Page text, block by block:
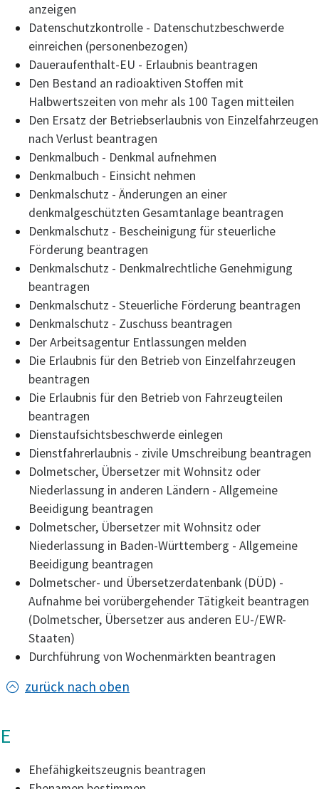
anzeigen
Datenschutzkontrolle - Datenschutzbeschwerde
einreichen (personenbezogen)
Daueraufenthalt-EU - Erlaubnis beantragen
Den Bestand an radioaktiven Stoffen mit
Halbwertszeiten von mehr als 100 Tagen mitteilen
Den Ersatz der Betriebserlaubnis von Einzelfahrzeugen
nach Verlust beantragen
Denkmalbuch - Denkmal aufnehmen
Denkmalbuch - Einsicht nehmen
Denkmalschutz - Änderungen an einer
denkmalgeschützten Gesamtanlage beantragen
Denkmalschutz - Bescheinigung für steuerliche
Förderung beantragen
Denkmalschutz - Denkmalrechtliche Genehmigung
beantragen
Denkmalschutz - Steuerliche Förderung beantragen
Denkmalschutz - Zuschuss beantragen
Der Arbeitsagentur Entlassungen melden
Die Erlaubnis für den Betrieb von Einzelfahrzeugen
beantragen
Die Erlaubnis für den Betrieb von Fahrzeugteilen
beantragen
Dienstaufsichtsbeschwerde einlegen
Dienstfahrerlaubnis - zivile Umschreibung beantragen
Dolmetscher, Übersetzer mit Wohnsitz oder
Niederlassung in anderen Ländern - Allgemeine
Beeidigung beantragen
Dolmetscher, Übersetzer mit Wohnsitz oder
Niederlassung in Baden-Württemberg - Allgemeine
Beeidigung beantragen
Dolmetscher- und Übersetzerdatenbank (DÜD) -
Aufnahme bei vorübergehender Tätigkeit beantragen
(Dolmetscher, Übersetzer aus anderen EU-/EWR-
Staaten)
Durchführung von Wochenmärkten beantragen
zurück nach oben
E
Ehefähigkeitszeugnis beantragen